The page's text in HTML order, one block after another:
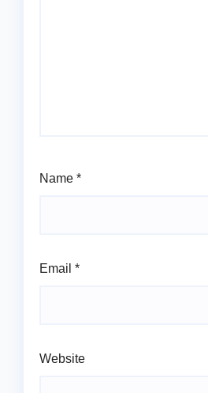
Name *
Email *
Website